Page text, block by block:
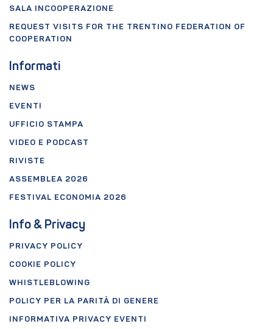
SALA INCOOPERAZIONE
REQUEST VISITS FOR THE TRENTINO FEDERATION OF
COOPERATION
Informati
NEWS
EVENTI
UFFICIO STAMPA
VIDEO E PODCAST
RIVISTE
ASSEMBLEA 2026
FESTIVAL ECONOMIA 2026
Info & Privacy
PRIVACY POLICY
COOKIE POLICY
WHISTLEBLOWING
POLICY PER LA PARITÀ DI GENERE
INFORMATIVA PRIVACY EVENTI